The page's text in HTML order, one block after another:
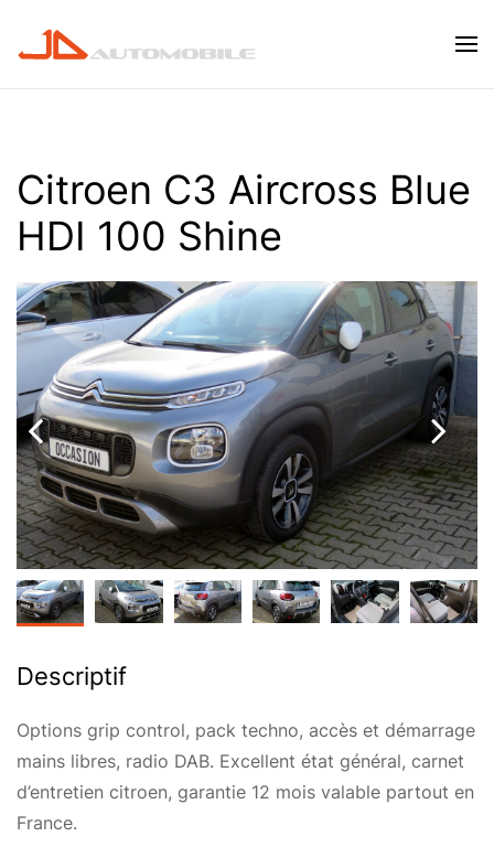
Skip to main content
Citroen C3 Aircross Blue
HDI 100 Shine
Descriptif
Options grip control, pack techno, accès et démarrage
mains libres, radio DAB. Excellent état général, carnet
d’entretien citroen, garantie 12 mois valable partout en
France.